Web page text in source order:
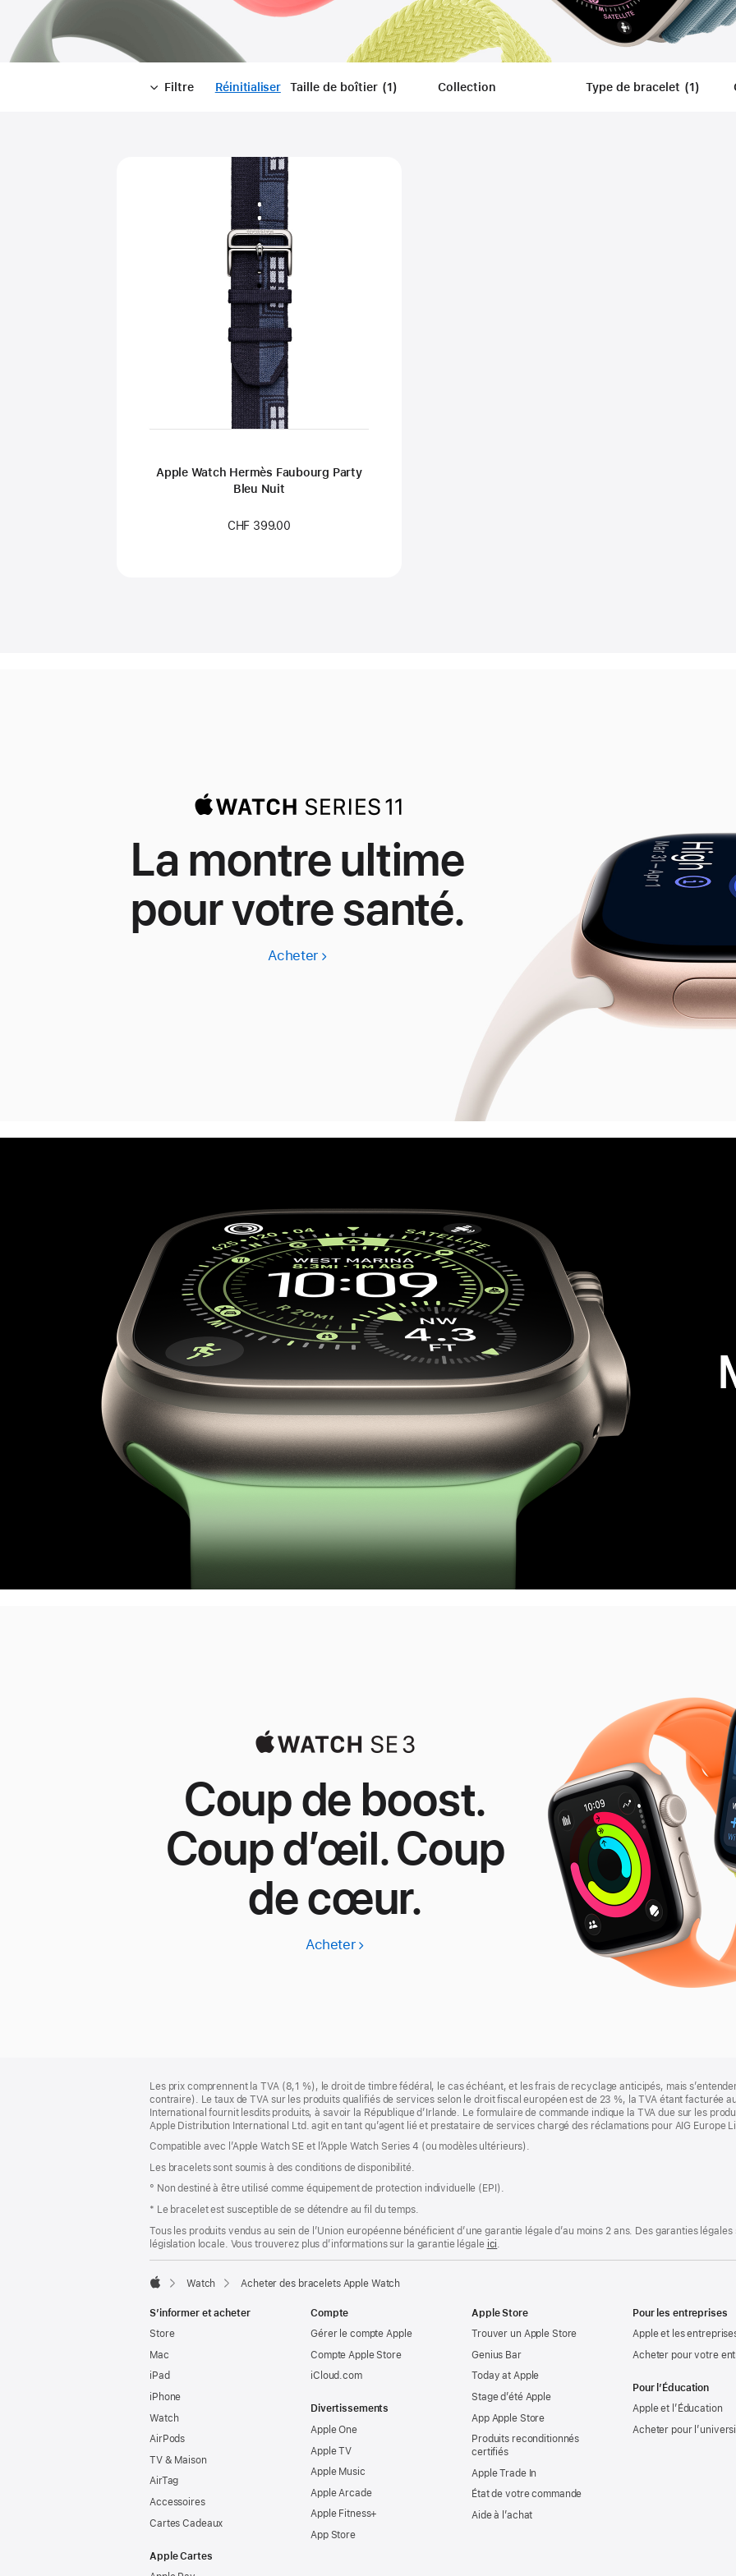
Filtre Réinitialiser-
Taille de boîtier (1) Collection Type de bracelet (1) Filters
Apple Watch Hermès Faubourg Party
Bleu Nuit
CHF 399.00
La montre ultime
pour votre santé.
AcheterApple
Coup de boost.
Coup d’œil. Coup
de cœur.
AcheterApple
de
page
de
bas
de
Les prix comprennent la TVA (8,1 %), le droit de timbre fédéral, le cas échéant, et les frais de recyclage anticipés, mais
contraire). Le taux de TVA sur les produits qualifiés de services selon le droit fiscal européen est de 23 %, la TVA étant facturée
International fournit lesdits produits, à savoir la République d’Irlande. Le formulaire de commande indique la TVA due sur les
Apple Distribution International Ltd. agit en tant qu’agent lié et prestataire de services chargé des réclamations pour AIG Europe
Compatible avec l’Apple Watch SE et l’Apple Watch Series 4 (ou modèles ultérieurs).
Les bracelets sont soumis à des conditions de disponibilité.
° Non destiné à être utilisé comme équipement de protection individuelle (EPI).
* Le bracelet est susceptible de se détendre au fil du temps.
Tous les produits vendus au sein de l’Union européenne bénéficient d’une garantie légale d’au moins 2 ans. Des garanties
législation locale. Vous trouverez plus d’informations sur la garantie légale ici
Watch Acheter des bracelets Apple Watch
S’informer et acheter
Store
Mac
iPad
iPhone
Watch
AirPods
TV & Maison
AirTag
Accessoires
Cartes Cadeaux
Apple Cartes
Compte
Gérer le compte Apple
Compte Apple Store
iCloud.com
Divertissements
Apple One
Apple TV
Apple Music
Apple Arcade
Apple Fitness+
App Store
Apple Store
Trouver un Apple Store
Genius Bar
Today at Apple
Stage d’été Apple
App Apple Store
Produits reconditionnés
certifiés
Apple Trade In
État de votre commande
Aide à l’achat
Pour les entreprises
Apple et les
Acheter pour votre
Pour l’Éducation
Apple et l’Éducation
Acheter pour